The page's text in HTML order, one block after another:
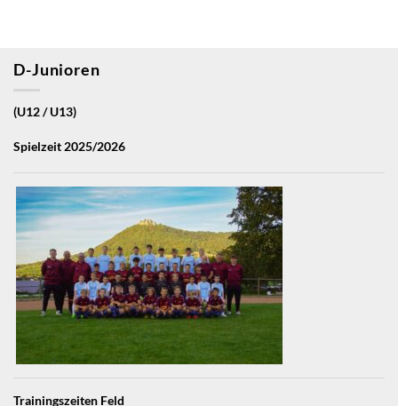
D-Junioren
(U12 / U13)
Spielzeit 2025/2026
Trainingszeiten Feld